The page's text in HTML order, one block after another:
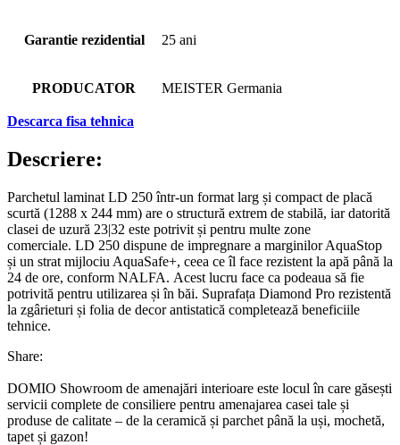
Garantie rezidential 25 ani
PRODUCATOR MEISTER Germania
Descarca fisa tehnica
Descriere:
Parchetul laminat LD 250 într-un format larg și compact de placă
scurtă (1288 x 244 mm) are o structură extrem de stabilă, iar datorită
clasei de uzură 23|32 este potrivit și pentru multe zone
comerciale. LD 250 dispune de impregnare a marginilor AquaStop
și un strat mijlociu AquaSafe+, ceea ce îl face rezistent la apă până la
24 de ore, conform NALFA. Acest lucru face ca podeaua să fie
potrivită pentru utilizarea și în băi. Suprafața Diamond Pro rezistentă
la zgârieturi și folia de decor antistatică completează beneficiile
tehnice.
Share:
DOMIO Showroom de amenajări interioare este locul în care găsești
servicii complete de consiliere pentru amenajarea casei tale și
produse de calitate – de la ceramică și parchet până la uși, mochetă,
tapet și gazon!